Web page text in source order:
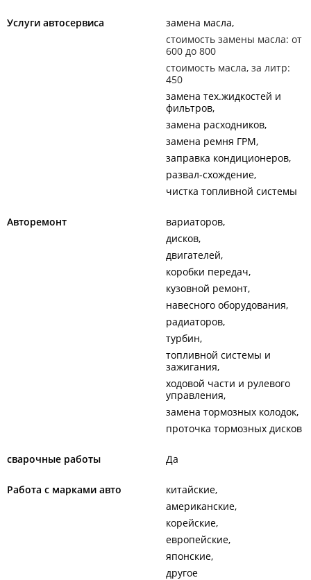
Услуги автосервиса
замена масла
стоимость замены масла: от
600 до 800
стоимость масла, за литр:
450
замена тех.жидкостей и
фильтров
замена расходников
замена ремня ГРМ
заправка кондиционеров
развал-схождение
чистка топливной системы
Авторемонт
вариаторов
дисков
двигателей
коробки передач
кузовной ремонт
навесного оборудования
радиаторов
турбин
топливной системы и
зажигания
ходовой части и рулевого
управления
замена тормозных колодок
проточка тормозных дисков
сварочные работы Да
Работа с марками авто
китайские
американские
корейские
европейские
японские
другое